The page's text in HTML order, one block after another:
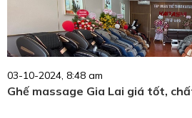
03-10-2024, 8:48 am
Ghế massage Gia Lai giá tốt,